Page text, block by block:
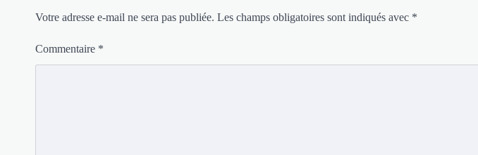
Votre adresse e-mail ne sera pas publiée. Les champs obligatoires sont indiqués avec *
Commentaire *